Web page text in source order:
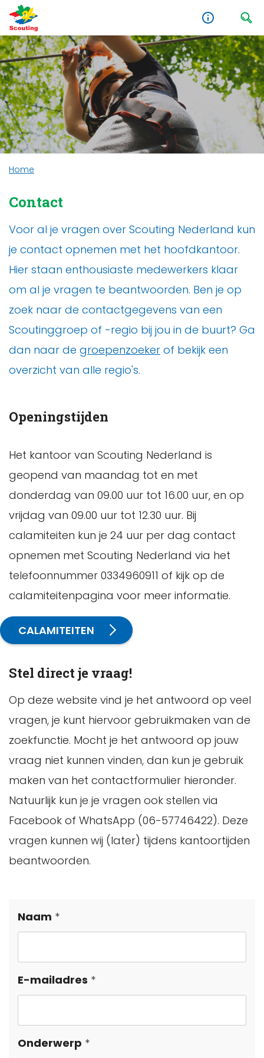
Home
Contact
Voor al je vragen over Scouting Nederland kun
je contact opnemen met het hoofdkantoor.
Hier staan enthousiaste medewerkers klaar
om al je vragen te beantwoorden. Ben je op
zoek naar de contactgegevens van een
Scoutinggroep of -regio bij jou in de buurt? Ga
dan naar de groepenzoeker of bekijk een
overzicht van alle regio's.
Openingstijden
Het kantoor van Scouting Nederland is
geopend van maandag tot en met
donderdag van 09.00 uur tot 16.00 uur, en op
vrijdag van 09.00 uur tot 12.30 uur. Bij
calamiteiten kun je 24 uur per dag contact
opnemen met Scouting Nederland via het
telefoonnummer 0334960911 of kijk op de
calamiteitenpagina voor meer informatie.
CALAMITEITEN
Stel direct je vraag!
Op deze website vind je het antwoord op veel
vragen, je kunt hiervoor gebruikmaken van de
zoekfunctie. Mocht je het antwoord op jouw
vraag niet kunnen vinden, dan kun je gebruik
maken van het contactformulier hieronder.
Natuurlijk kun je je vragen ook stellen via
Facebook of WhatsApp (06-57746422). Deze
vragen kunnen wij (later) tijdens kantoortijden
beantwoorden.
Leave
this
Naam
E-mailadres
Onderwerp